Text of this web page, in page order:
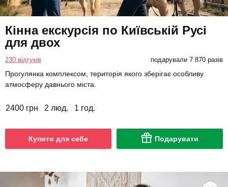
Кінна екскурсія по Київській Русі
для двох
230 відгуків подарували 7 870 разів
Прогулянка комплексом, територія якого зберігає особливу
атмосферу давнього міста.
2400 грн 2 люд. 1 год.
Купити для себе Подарувати